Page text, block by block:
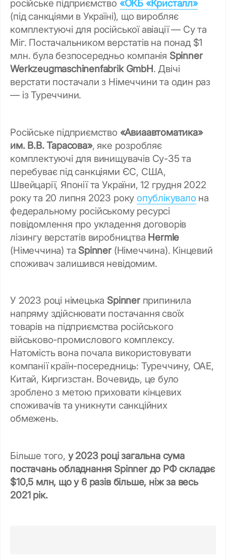
російське підприємство «ОКБ «Кристалл»
(під санкціями в Україні), що виробляє
комплектуючі для російської авіації — Су та
Міг. Постачальником верстатів на понад $1
млн. була безпосередньо компанія Spinner
Werkzeugmaschinenfabrik GmbH. Двічі
верстати постачали з Німеччини та один раз
— із Туреччини.
Російське підприємство «Авиаавтоматика»
им. В.В. Тарасова», яке розробляє
комплектуючі для винищувачів Су-35 та
перебуває під санкціями ЄС, США,
Швейцарії, Японії та України, 12 грудня 2022
року та 20 липня 2023 року опублікувало на
федеральному російському ресурсі
повідомлення про укладення договорів
лізингу верстатів виробництва Hermle
(Німеччина) та Spinner(Німеччина). Кінцевий
споживач залишився невідомим.
У 2023 році німецька Spinnerприпинила
напряму здійснювати постачання своїх
товарів на підприємства російського
військово-промислового комплексу.
Натомість вона почала використовувати
компанії країн-посередниць: Туреччину, ОАЕ,
Китай, Киргизстан. Вочевидь, це було
зроблено з метою приховати кінцевих
споживачів та уникнути санкційних
обмежень.
Більше того, у 2023 році загальна сума
постачань обладнання Spinner до РФ складає
$10,5 млн, що у 6 разів більше, ніж за весь
2021 рік.